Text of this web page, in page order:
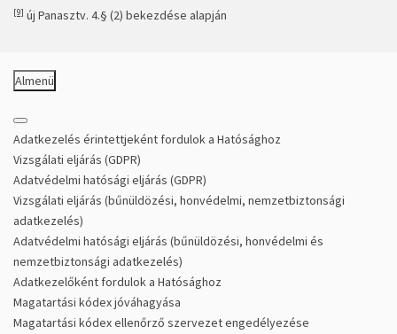
[9] új Panasztv. 4.§ (2) bekezdése alapján
Almenü
Adatkezelés érintettjeként fordulok a Hatósághoz
Vizsgálati eljárás (GDPR)
Adatvédelmi hatósági eljárás (GDPR)
Vizsgálati eljárás (bűnüldözési, honvédelmi, nemzetbiztonsági
adatkezelés)
Adatvédelmi hatósági eljárás (bűnüldözési, honvédelmi és
nemzetbiztonsági adatkezelés)
Adatkezelőként fordulok a Hatósághoz
Magatartási kódex jóváhagyása
Magatartási kódex ellenőrző szervezet engedélyezése